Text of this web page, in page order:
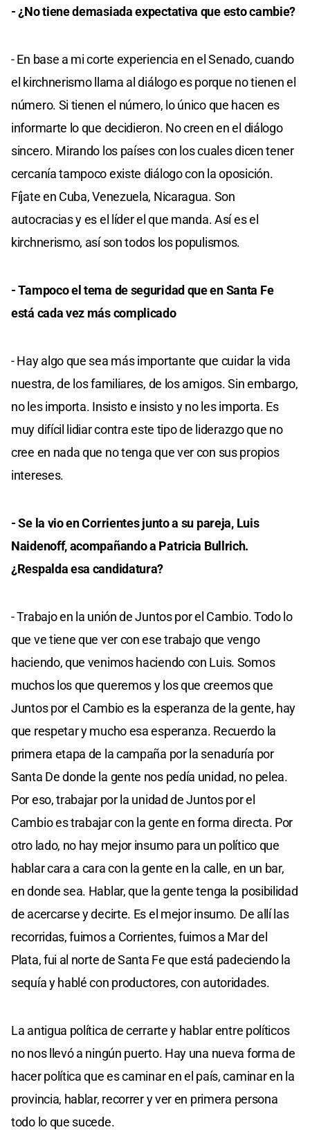
- ¿No tiene demasiada expectativa que esto cambie?
- En base a mi corte experiencia en el Senado, cuando
el kirchnerismo llama al diálogo es porque no tienen el
número. Si tienen el número, lo único que hacen es
informarte lo que decidieron. No creen en el diálogo
sincero. Mirando los países con los cuales dicen tener
cercanía tampoco existe diálogo con la oposición.
Fíjate en Cuba, Venezuela, Nicaragua. Son
autocracias y es el líder el que manda. Así es el
kirchnerismo, así son todos los populismos.
- Tampoco el tema de seguridad que en Santa Fe
está cada vez más complicado
- Hay algo que sea más importante que cuidar la vida
nuestra, de los familiares, de los amigos. Sin embargo,
no les importa. Insisto e insisto y no les importa. Es
muy difícil lidiar contra este tipo de liderazgo que no
cree en nada que no tenga que ver con sus propios
intereses.
- Se la vio en Corrientes junto a su pareja, Luis
Naidenoff, acompañando a Patricia Bullrich.
¿Respalda esa candidatura?
- Trabajo en la unión de Juntos por el Cambio. Todo lo
que ve tiene que ver con ese trabajo que vengo
haciendo, que venimos haciendo con Luis. Somos
muchos los que queremos y los que creemos que
Juntos por el Cambio es la esperanza de la gente, hay
que respetar y mucho esa esperanza. Recuerdo la
primera etapa de la campaña por la senaduría por
Santa De donde la gente nos pedía unidad, no pelea.
Por eso, trabajar por la unidad de Juntos por el
Cambio es trabajar con la gente en forma directa. Por
otro lado, no hay mejor insumo para un político que
hablar cara a cara con la gente en la calle, en un bar,
en donde sea. Hablar, que la gente tenga la posibilidad
de acercarse y decirte. Es el mejor insumo. De allí las
recorridas, fuimos a Corrientes, fuimos a Mar del
Plata, fui al norte de Santa Fe que está padeciendo la
sequía y hablé con productores, con autoridades.
La antigua política de cerrarte y hablar entre políticos
no nos llevó a ningún puerto. Hay una nueva forma de
hacer política que es caminar en el país, caminar en la
provincia, hablar, recorrer y ver en primera persona
todo lo que sucede.